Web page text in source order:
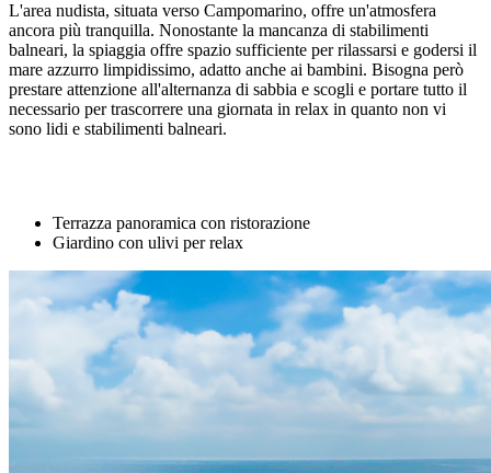
L'area nudista, situata verso Campomarino, offre un'atmosfera
ancora più tranquilla. Nonostante la mancanza di stabilimenti
balneari, la spiaggia offre spazio sufficiente per rilassarsi e godersi il
mare azzurro limpidissimo, adatto anche ai bambini. Bisogna però
prestare attenzione all'alternanza di sabbia e scogli e portare tutto il
necessario per trascorrere una giornata in relax in quanto non vi
sono lidi e stabilimenti balneari.
Terrazza panoramica con ristorazione
Giardino con ulivi per relax